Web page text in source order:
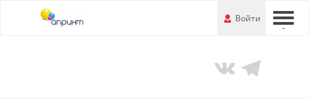
Перейти
---
Войти